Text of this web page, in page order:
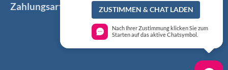
Zahlungsarten ZUSTIMMEN & CHAT LADEN
Nach Ihrer Zustimmung klicken Sie zum
Starten auf das aktive Chatsymbol.